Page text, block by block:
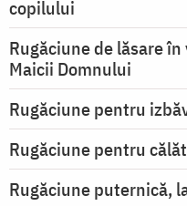
copilului
Rugăciune de lăsare
Maicii Domnului
Rugăciune pentru
Rugăciune pentru
Rugăciune puternică,